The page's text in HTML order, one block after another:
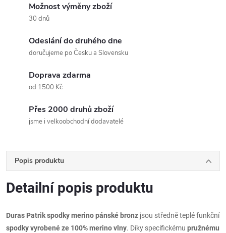
Možnost výměny zboží
30 dnů
Odeslání do druhého dne
doručujeme po Česku a Slovensku
Doprava zdarma
od 1500 Kč
Přes 2000 druhů zboží
jsme i velkoobchodní dodavatelé
Popis produktu
Detailní popis produktu
Duras Patrik spodky merino pánské bronz jsou středně teplé funkční
spodky vyrobené ze 100% merino vlny. Díky specifickému pružnému